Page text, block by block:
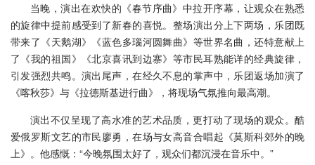
当晚，演出在欢快的《春节序曲》中拉开序幕，让观众在熟悉
的旋律中提前感受到了新春的喜悦。整场演出分上下两场，乐团既
带来了《天鹅湖》《蓝色多瑙河圆舞曲》等世界名曲，还特意献上
了《我的祖国》《北京喜讯到边寨》等市民耳熟能详的经典旋律，
引发强烈共鸣。演出尾声，在经久不息的掌声中，乐团返场加演了
《喀秋莎》与《拉德斯基进行曲》，将现场气氛推向最高潮。
演出不仅呈现了高水准的艺术品质，更打动了现场的观众。酷
爱俄罗斯文艺的市民廖勇，在场与女高音合唱起《莫斯科郊外的晚
上》。他感慨：“今晚氛围太好了，观众们都沉浸在音乐中。”